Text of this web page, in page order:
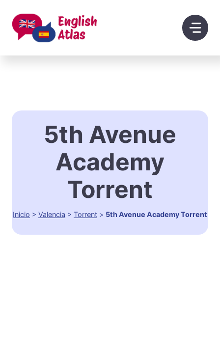
contenido
5th Avenue
Academy
Torrent
Inicio > Valencia > Torrent > 5th Avenue Academy Torrent